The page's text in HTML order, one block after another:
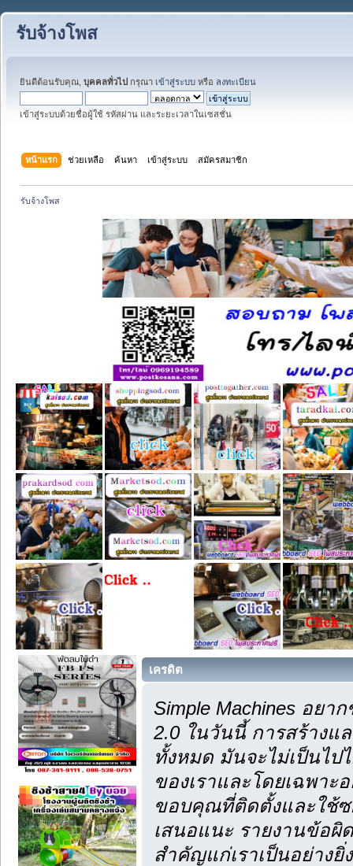
รับจ้างโพส
ยินดีต้อนรับคุณ, บุคคลทั่วไป กรุณา เข้าสู่ระบบ หรือ ลงทะเบียน
เข้าสู่ระบบด้วยชื่อผู้ใช้ รหัสผ่าน และระยะเวลาในเซสชั่น
หน้าแรก ช่วยเหลือ ค้นหา เข้าสู่ระบบ สมัครสมาชิก
รับจ้างโพส
เครดิต
Simple Machines อย
2.0 ในวันนี้ การสร้างแ
ทั้งหมด มันจะไม่เป็นไป
ของเราและโดยเฉพาะ
ขอบคุณที่ติดตั้งและใช้ซ
เสนอแนะ รายงานข้อผิ
สำคัญแก่เราเป็นอย่างยิ่ง